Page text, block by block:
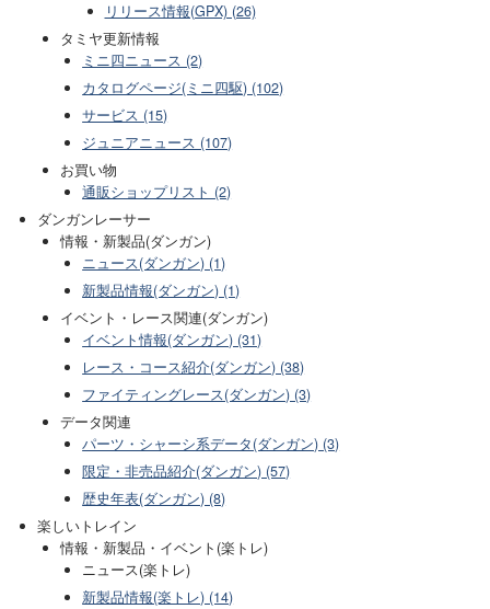
リリース情報(GPX) (26)
タミヤ更新情報
ミニ四ニュース (2)
カタログページ(ミニ四駆) (102)
サービス (15)
ジュニアニュース (107)
お買い物
通販ショップリスト (2)
ダンガンレーサー
情報・新製品(ダンガン)
ニュース(ダンガン) (1)
新製品情報(ダンガン) (1)
イベント・レース関連(ダンガン)
イベント情報(ダンガン) (31)
レース・コース紹介(ダンガン) (38)
ファイティングレース(ダンガン) (3)
データ関連
パーツ・シャーシ系データ(ダンガン) (3)
限定・非売品紹介(ダンガン) (57)
歴史年表(ダンガン) (8)
楽しいトレイン
情報・新製品・イベント(楽トレ)
ニュース(楽トレ)
新製品情報(楽トレ) (14)